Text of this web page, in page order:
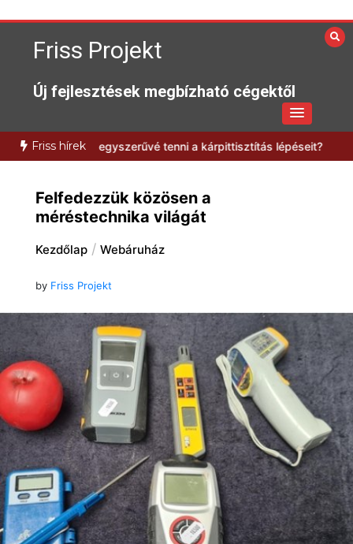
to
contentFriss Projekt
Új fejlesztések megbízható cégektől
Friss hírek
lehet egyszerűvé tenni a kárpittisztítás lépéseit? Milyen
Felfedezzük közösen a
méréstechnika világát
Kezdőlap Webáruház
by Friss Projekt